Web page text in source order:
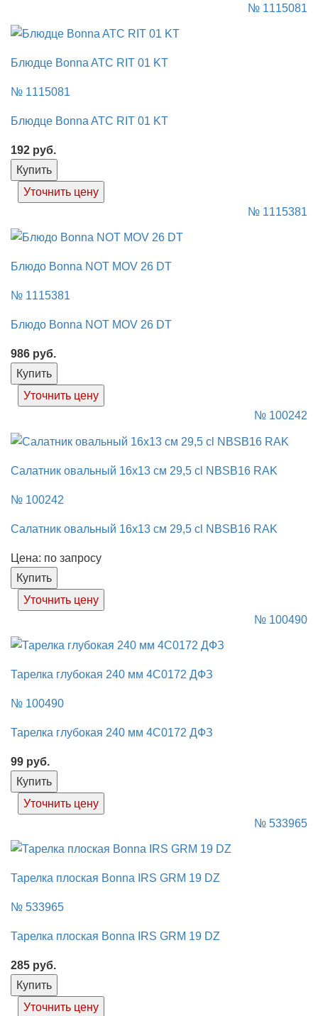
№ 1115081
Блюдце Bonna ATC RIT 01 KT
№ 1115081
Блюдце Bonna ATC RIT 01 KT
192 руб.
Купить
Уточнить цену
№ 1115381
Блюдо Bonna NOT MOV 26 DT
№ 1115381
Блюдо Bonna NOT MOV 26 DT
986 руб.
Купить
Уточнить цену
№ 100242
Салатник овальный 16х13 см 29,5 cl NBSB16 RAK
№ 100242
Салатник овальный 16х13 см 29,5 cl NBSB16 RAK
Цена: по запросу
Купить
Уточнить цену
№ 100490
Тарелка глубокая 240 мм 4C0172 ДФЗ
№ 100490
Тарелка глубокая 240 мм 4C0172 ДФЗ
99 руб.
Купить
Уточнить цену
№ 533965
Тарелка плоская Bonna IRS GRM 19 DZ
№ 533965
Тарелка плоская Bonna IRS GRM 19 DZ
285 руб.
Купить
Уточнить цену